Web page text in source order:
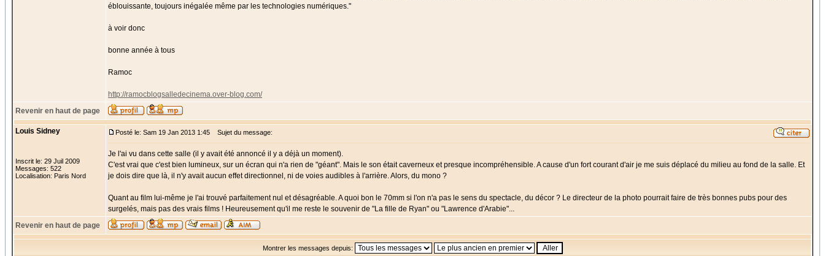
éblouissante, toujours inégalée même par les technologies numériques."
à voir donc
bonne année à tous
Ramoc
http://ramocblogsalledecinema.over-blog.com/
Revenir en haut de page
Louis Sidney
Inscrit le: 29 Juil 2009
Messages: 522
Localisation: Paris Nord
Posté le: Sam 19 Jan 2013 1:45 Sujet du message:
Je l'ai vu dans cette salle (il y avait été annoncé il y a déjà un moment).
C'est vrai que c'est bien lumineux, sur un écran qui n'a rien de "géant". Mais le son était caverneux et presque incompréhensible. A cause d'un fort courant d'air je me suis déplacé du milieu au fond de la salle. Et
je dois dire que là, il n'y avait aucun effet directionnel, ni de voies audibles à l'arrière. Alors, du mono ?
Quant au film lui-même je l'ai trouvé parfaitement nul et désagréable. A quoi bon le 70mm si l'on n'a pas le sens du spectacle, du décor ? Le directeur de la photo pourrait faire de très bonnes pubs pour des
surgelés, mais pas des vrais films ! Heureusement qu'il me reste le souvenir de "La fille de Ryan" ou "Lawrence d'Arabie"...
Revenir en haut de page
Montrer les messages depuis: